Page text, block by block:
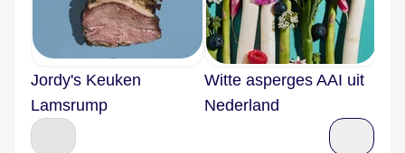
Jordy's Keuken
Lamsrump
Witte asperges AAI uit
Nederland